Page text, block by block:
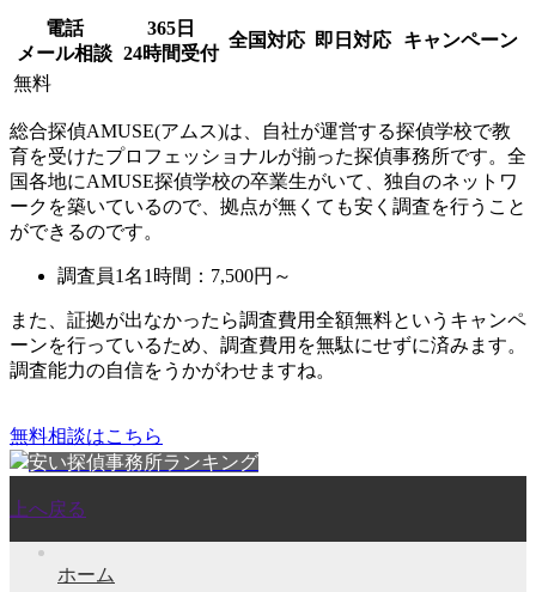
電話
メール相談
365日
24時間受付
全国対応 即日対応 キャンペーン
無料
総合探偵AMUSE(アムス)は、自社が運営する探偵学校で教
育を受けたプロフェッショナルが揃った探偵事務所です。全
国各地にAMUSE探偵学校の卒業生がいて、独自のネットワ
ークを築いているので、拠点が無くても安く調査を行うこと
ができるのです。
調査員1名1時間： 7,500円～
また、 証拠が出なかったら調査費用全額無料というキャンペ
ーンを行っているため、調査費用を無駄にせずに済みます。
調査能力の自信をうかがわせますね。
無料相談はこちら
安い探偵事務所ランキング
上へ戻る
ホーム